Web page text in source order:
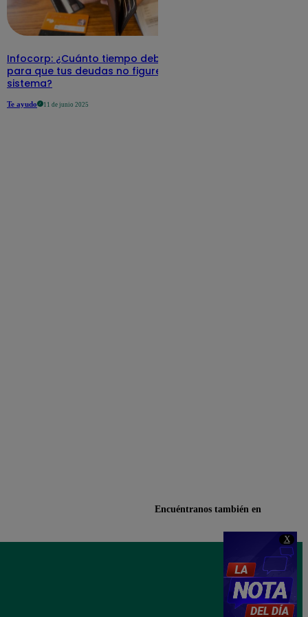
X
Infocorp: ¿Cuánto tiempo debe pasar
para que tus deudas no figuren en su
sistema?
Te ayudo 11 de junio 2025
Encuéntranos también en